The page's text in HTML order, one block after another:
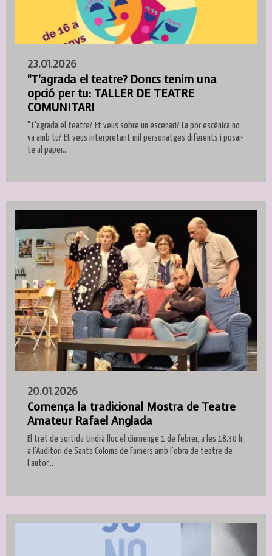
23.01.2026
"T'agrada el teatre? Doncs tenim una
opció per tu: TALLER DE TEATRE
COMUNITARI
"T'agrada el teatre? Et veus sobre un escenari? La por escènica no
va amb tu? Et veus interpretant mil personatges diferents i posar-
te al paper...
20.01.2026
Comença la tradicional Mostra de Teatre
Amateur Rafael Anglada
El tret de sortida tindrà lloc el diumenge 1 de febrer, a les 18.30 h,
a l'Auditori de Santa Coloma de Farners amb l'obra de teatre de
l'autor...